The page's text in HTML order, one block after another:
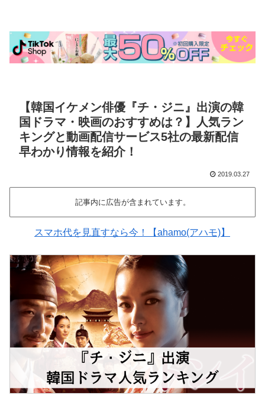
【韓国イケメン俳優『チ・ジニ』出演の韓
国ドラマ・映画のおすすめは？】人気ラン
キングと動画配信サービス5社の最新配信
早わかり情報を紹介！
2019.03.27
記事内に広告が含まれています。
スマホ代を見直すなら今！【ahamo(アハモ)】